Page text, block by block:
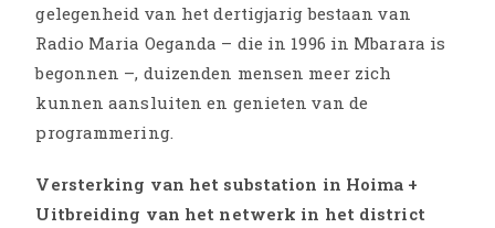
gelegenheid van het dertigjarig bestaan van
Radio Maria Oeganda – die in 1996 in Mbarara is
begonnen –, duizenden mensen meer zich
kunnen aansluiten en genieten van de
programmering.
Versterking van het substation in Hoima +
Uitbreiding van het netwerk in het district